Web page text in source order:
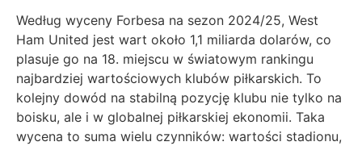
Według wyceny Forbesa na sezon 2024/25, West
Ham United jest wart około 1,1 miliarda dolarów, co
plasuje go na 18. miejscu w światowym rankingu
najbardziej wartościowych klubów piłkarskich. To
kolejny dowód na stabilną pozycję klubu nie tylko na
boisku, ale i w globalnej piłkarskiej ekonomii. Taka
wycena to suma wielu czynników: wartości stadionu,